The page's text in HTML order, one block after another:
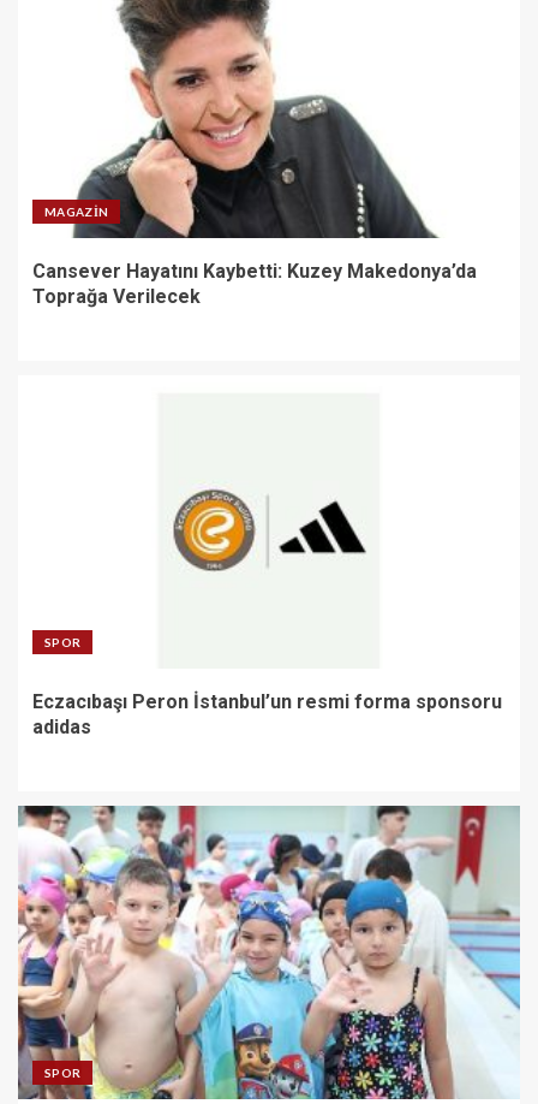
MAGAZIN
Cansever Hayatını Kaybetti: Kuzey Makedonya’da
Toprağa Verilecek
SPOR
Eczacıbaşı Peron İstanbul’un resmi forma sponsoru
adidas
SPOR